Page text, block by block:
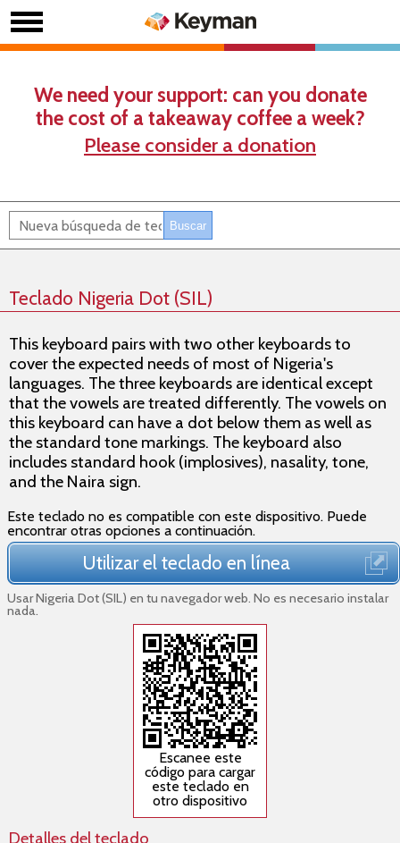
We need your support: can you donate
the cost of a takeaway coffee a week?
Please consider a donation
Teclado Nigeria Dot (SIL)
This keyboard pairs with two other keyboards to
cover the expected needs of most of Nigeria's
languages. The three keyboards are identical except
that the vowels are treated differently. The vowels on
this keyboard can have a dot below them as well as
the standard tone markings. The keyboard also
includes standard hook (implosives), nasality, tone,
and the Naira sign.
Este teclado no es compatible con este dispositivo. Puede
encontrar otras opciones a continuación.
Utilizar el teclado en línea
Usar Nigeria Dot (SIL) en tu navegador web. No es necesario instalar
nada.
Escanee este
código para cargar
este teclado en
otro dispositivo
Detalles del teclado